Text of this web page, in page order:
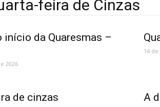
feira de Cinzas
início da Quaresmas –
2026
14
de cinzas
A